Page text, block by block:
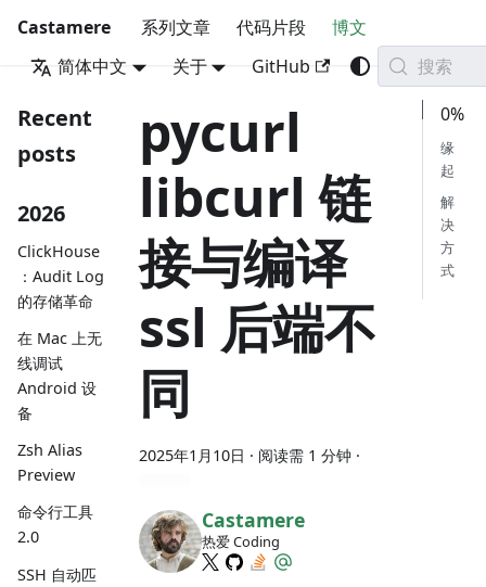
Castamere 系列文章 代码片段
博文
简体中文
关于 GitHub 搜索
Recent
posts
2026
ClickHouse
：Audit Log
的存储革命
在 Mac 上无
线调试
Android 设
备
Zsh Alias
Preview
命令行工具
2.0
SSH 自动匹
pycurl
libcurl 链
接与编译
ssl 后端不
同
2025年1月10日 · 阅读需 1 分钟 ·
Castamere
热爱 Coding
0%
缘
起
解
决
方
式